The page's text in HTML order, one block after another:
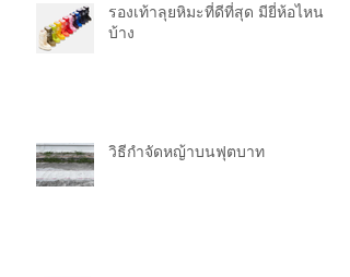
รองเท้าลุยหิมะที่ดีที่สุด มียี่ห้อไหน
บ้าง
วิธีกำจัดหญ้าบนฟุตบาท